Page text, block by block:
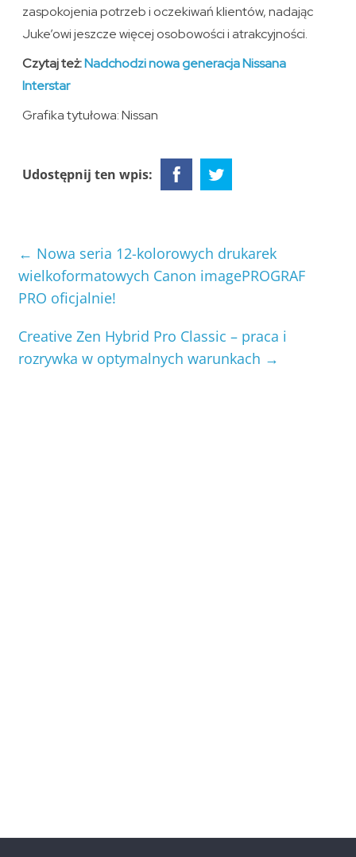
zaspokojenia potrzeb i oczekiwań klientów, nadając
Juke’owi jeszcze więcej osobowości i atrakcyjności.
Czytaj też:Nadchodzi nowa generacja Nissana
Interstar
Grafika tytułowa: Nissan
Udostępnij ten wpis:
← Nowa seria 12-kolorowych drukarek
wielkoformatowych Canon imagePROGRAF
PRO oficjalnie!
Creative Zen Hybrid Pro Classic – praca i
rozrywka w optymalnych warunkach →